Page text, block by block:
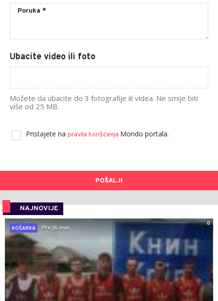
Ubacite video ili foto
Možete da ubacite do 3 fotografije ili videa. Ne smije biti
više od 25 MB.
Pristajete na pravila korišćenja Mondo portala.
POŠALJI
NAJNOVIJE
0
KOŠARKA
Pre 16 min